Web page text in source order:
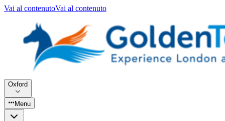
Vai al contenutoVai al contenuto
Oxford
Menu